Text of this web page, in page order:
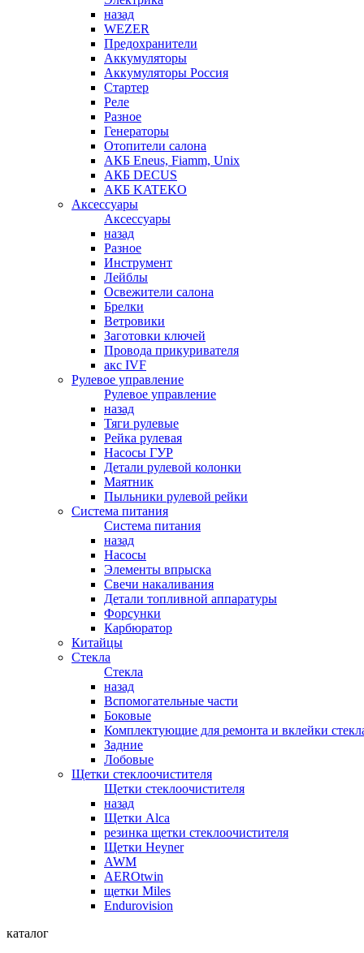
назад
WEZER
Предохранители
Аккумуляторы
Аккумуляторы Россия
Стартер
Реле
Разное
Генераторы
Отопители салона
АКБ Eneus, Fiamm, Unix
АКБ DECUS
АКБ KATEKO
Аксессуары
Аксессуары
назад
Разное
Инструмент
Лейблы
Освежители салона
Брелки
Ветровики
Заготовки ключей
Провода прикуривателя
акс IVF
Рулевое управление
Рулевое управление
назад
Тяги рулевые
Рейка рулевая
Насосы ГУР
Детали рулевой колонки
Маятник
Пыльники рулевой рейки
Система питания
Система питания
назад
Насосы
Элементы впрыска
Свечи накаливания
Детали топливной аппаратуры
Форсунки
Карбюратор
Китайцы
Стекла
Стекла
назад
Вспомогательные части
Боковые
Комплектующие для ремонта и вклейки
Задние
Лобовые
Щетки стеклоочистителя
Щетки стеклоочистителя
назад
Щетки Alca
резинка щетки стеклоочистителя
Щетки Heyner
AWM
AEROtwin
щетки Miles
Endurovision
каталог